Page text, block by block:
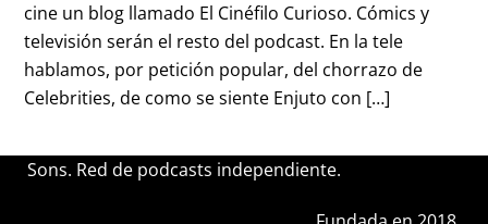
cine un blog llamado El Cinéfilo Curioso. Cómics y
televisión serán el resto del podcast. En la tele
hablamos, por petición popular, del chorrazo de
Celebrities, de como se siente Enjuto con […]
Sons. Red de podcasts independiente.